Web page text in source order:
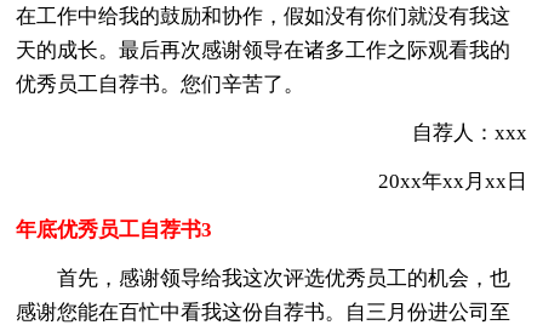
在工作中给我的鼓励和协作，假如没有你们就没有我这
天的成长。最后再次感谢领导在诸多工作之际观看我的
优秀员工自荐书。您们辛苦了。
自荐人：xxx
20xx年xx月xx日
年底优秀员工自荐书3
首先，感谢领导给我这次评选优秀员工的机会，也
感谢您能在百忙中看我这份自荐书。自三月份进公司至